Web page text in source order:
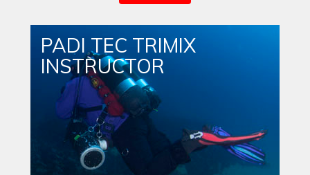
PADI TEC TRIMIX
INSTRUCTOR